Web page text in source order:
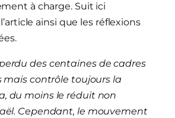
à charge. Suit ici
ainsi que les réflexions
des centaines de cadres
contrôle toujours la
du moins le réduit non
Cependant, le mouvement